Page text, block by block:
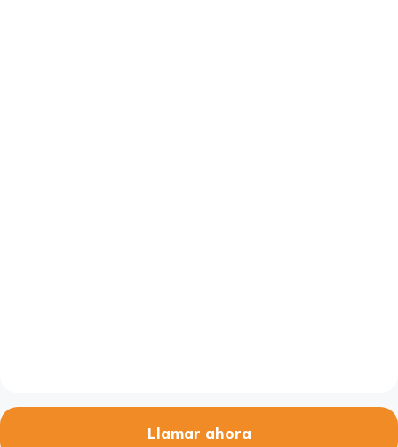
Llamar ahora